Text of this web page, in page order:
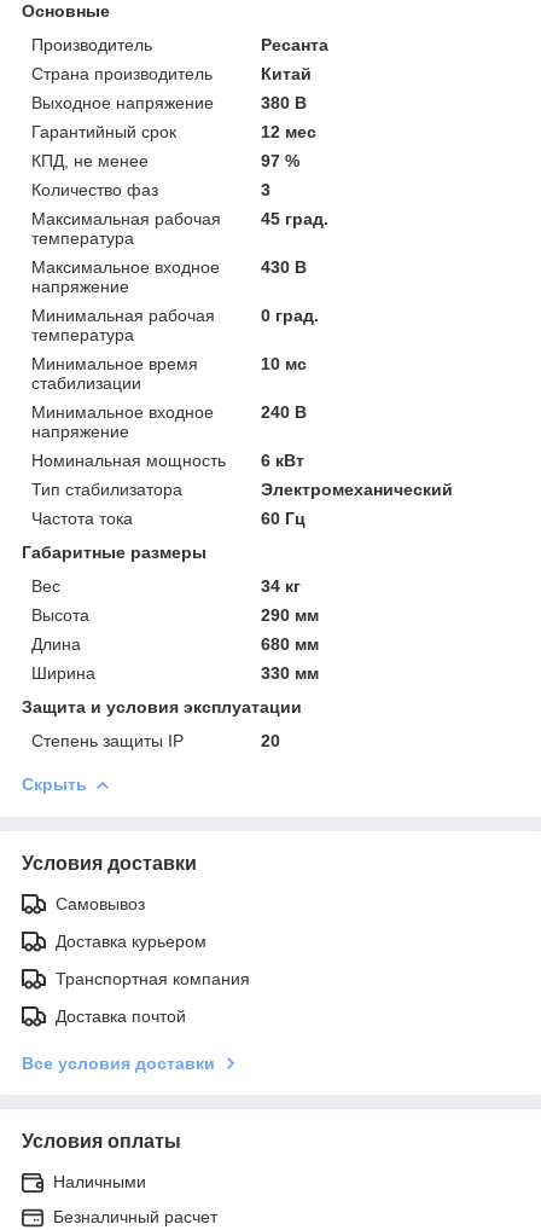
Основные
Производитель
Ресанта
Страна производитель
Китай
Выходное напряжение
380 В
Гарантийный срок
12 мес
КПД, не менее
97 %
Количество фаз
3
Максимальная рабочая
температура
45 град.
Максимальное входное
напряжение
430 В
Минимальная рабочая
температура
0 град.
Минимальное время
стабилизации
10 мс
Минимальное входное
напряжение
240 В
Номинальная мощность
6 кВт
Тип стабилизатора
Электромеханический
Частота тока
60 Гц
Габаритные размеры
Вес
34 кг
Высота
290 мм
Длина
680 мм
Ширина
330 мм
Защита и условия эксплуатации
Степень защиты IP
20
Скрыть
Условия доставки
Самовывоз
Доставка курьером
Транспортная компания
Доставка почтой
Все условия доставки
Условия оплаты
Наличными
Безналичный расчет